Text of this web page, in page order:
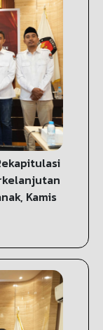
Kamis